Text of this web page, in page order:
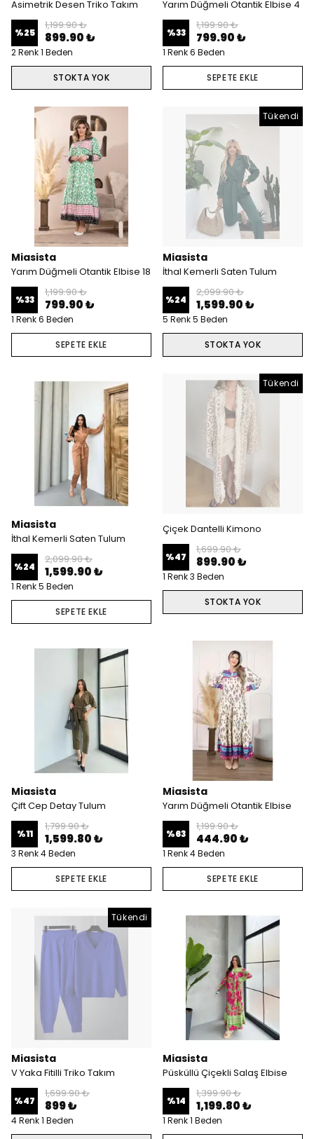
Asimetrik Desen Triko Takım
%25
1,199.90 ₺
899.90 ₺
2 Renk 1 Beden
STOKTA YOK
Yarım Düğmeli Otantik Elbise 4
%33
1,199.90 ₺
799.90 ₺
1 Renk 6 Beden
SEPETE EKLE
Miasista
Yarım Düğmeli Otantik Elbise 18
%33
1,199.90 ₺
799.90 ₺
1 Renk 6 Beden
SEPETE EKLE
Tükendi
Miasista
İthal Kemerli Saten Tulum
%24
2,099.90 ₺
1,599.90 ₺
5 Renk 5 Beden
STOKTA YOK
Miasista
İthal Kemerli Saten Tulum
%24
2,099.90 ₺
1,599.90 ₺
1 Renk 5 Beden
SEPETE EKLE
Tükendi
Çiçek Dantelli Kimono
%47
1,699.90 ₺
899.90 ₺
1 Renk 3 Beden
STOKTA YOK
Miasista
Çift Cep Detay Tulum
%11
1,799.90 ₺
1,599.80 ₺
3 Renk 4 Beden
SEPETE EKLE
Miasista
Yarım Düğmeli Otantik Elbise
%63
1,199.90 ₺
444.90 ₺
1 Renk 4 Beden
SEPETE EKLE
Tükendi
Miasista
V Yaka Fitilli Triko Takım
%47
1,699.90 ₺
899 ₺
4 Renk 1 Beden
Miasista
Püsküllü Çiçekli Salaş Elbise
%14
1,399.90 ₺
1,199.80 ₺
1 Renk 1 Beden